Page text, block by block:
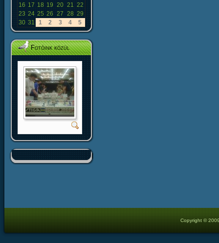
16 17 18 19 20 21 22
23 24 25 26 27 28 29
30 31 1 2 3 4 5
Fotóink közül
Copyright ©